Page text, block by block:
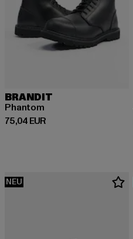
BRANDIT
Phantom
75,04 EUR
Derzeitiger Preis: 75,04 EUR
NEU